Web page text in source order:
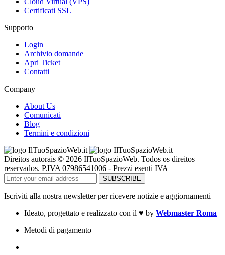
Certificati SSL
Supporto
Login
Archivio domande
Apri Ticket
Contatti
Company
About Us
Comunicati
Blog
Termini e condizioni
Direitos autorais © 2026 IlTuoSpazioWeb. Todos os direitos
reservados. P.IVA 07986541006 - Prezzi esenti IVA
Iscriviti alla nostra newsletter per ricevere notizie e aggiornamenti
Ideato, progettato e realizzato con il ♥ by Webmaster Roma
Metodi di pagamento